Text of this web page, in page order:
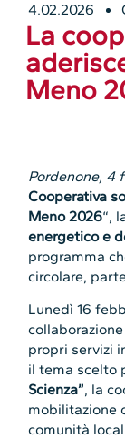
4.02.2026
La
Meno
Pordenone, 4
Cooperativa
Meno 2026“,
energetico e
programma
circolare,
Lunedì 16
propri servizi
il tema scelto
Scienza”, la
mobilitazione
comunità